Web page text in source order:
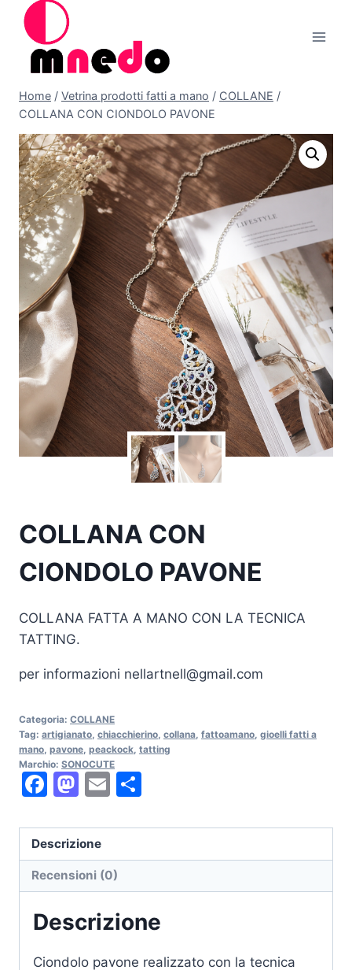
Salta
contenuto
Home / Vetrina prodotti fatti a mano / COLLANE /
COLLANA CON CIONDOLO PAVONE
COLLANA CON
CIONDOLO PAVONE
COLLANA FATTA A MANO CON LA TECNICA
TATTING.
per informazioni nellartnell@gmail.com
Categoria: COLLANE
Tag: artigianato, chiacchierino, collana, fattoamano, gioelli fatti a
mano, pavone, peackock, tatting
Marchio: SONOCUTE
Facebook
Mastodon
Email
Descrizione
Recensioni (0)
Descrizione
Ciondolo pavone realizzato con la tecnica